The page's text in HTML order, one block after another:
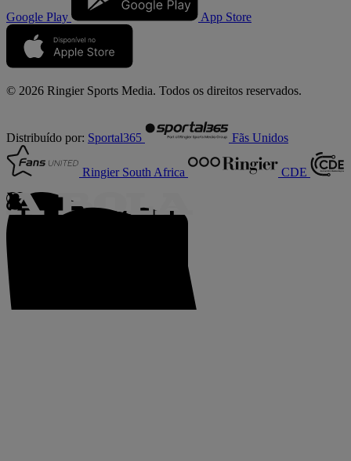
Google Play App Store
© 2026 Ringier Sports Media. Todos os direitos reservados.
Distribuído por: Sportal365 Fãs Unidos
Ringier South Africa CDE